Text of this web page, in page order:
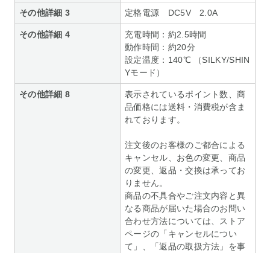
その他詳細 3 定格電源 DC5V 2.0A
その他詳細 4
充電時間：約2.5時間
動作時間：約20分
設定温度：140℃ （SILKY/SHIN
Yモード）
その他詳細 8
表示されているポイント数、商
品価格には送料・消費税が含ま
れております。
注文後のお客様のご都合による
キャンセル、お色の変更、商品
の変更、返品・交換は承ってお
りません。
商品の不具合やご注文内容と異
なる商品が届いた場合のお問い
合わせ方法については、ストア
ページの「キャンセルについ
て」、「返品の取扱方法」を事